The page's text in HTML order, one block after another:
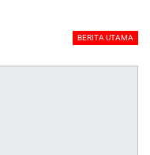
BERITA UTAMA